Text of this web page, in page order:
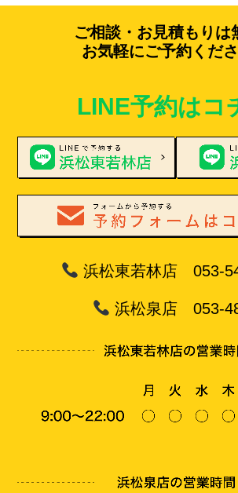
ご相談・お見積もりは
お気軽にご予約くださ
LINE予約はコ
浜松東若林店 053-
浜松泉店 053-